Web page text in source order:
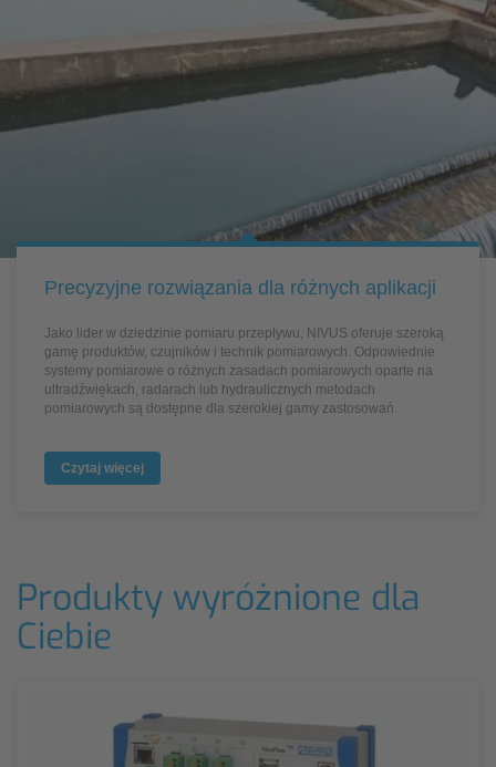
Precyzyjne rozwiązania dla różnych aplikacji
Jako lider w dziedzinie pomiaru przepływu, NIVUS oferuje szeroką
gamę produktów, czujników i technik pomiarowych. Odpowiednie
systemy pomiarowe o różnych zasadach pomiarowych oparte na
ultradźwiękach, radarach lub hydraulicznych metodach
pomiarowych są dostępne dla szerokiej gamy zastosowań.
Czytaj więcej
Produkty wyróżnione dla
Ciebie